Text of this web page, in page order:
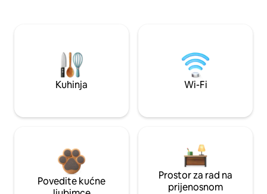
Kuhinja Wi-Fi
Povedite kućne
Prostor za rad na
prijenosnom